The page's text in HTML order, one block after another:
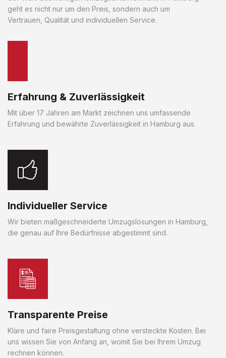
geht es nicht nur um den Preis, sondern auch um
Vertrauen, Qualität und individuellen Service.
Erfahrung & Zuverlässigkeit
Mit über 17 Jahren am Markt zeichnen uns umfassende
Erfahrung und bewährte Zuverlässigkeit in Hamburg aus.
Individueller Service
Wir bieten maßgeschneiderte Umzugslösungen in Hamburg,
die genau auf Ihre Bedürfnisse abgestimmt sind.
Transparente Preise
Klare und faire Preisgestaltung ohne versteckte Kosten. Bei
uns wissen Sie von Anfang an, womit Sie bei Ihrem Umzug
rechnen können.